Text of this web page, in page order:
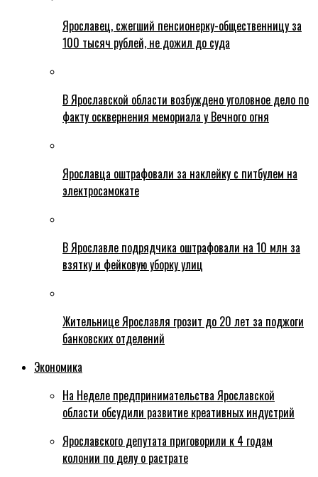
Ярославец, сжегший пенсионерку-общественницу за
100 тысяч рублей, не дожил до суда
В Ярославской области возбуждено уголовное дело по
факту осквернения мемориала у Вечного огня
Ярославца оштрафовали за наклейку с питбулем на
электросамокате
В Ярославле подрядчика оштрафовали на 10 млн за
взятку и фейковую уборку улиц
Жительнице Ярославля грозит до 20 лет за поджоги
банковских отделений
Экономика
На Неделе предпринимательства Ярославской
области обсудили развитие креативных индустрий
Ярославского депутата приговорили к 4 годам
колонии по делу о растрате